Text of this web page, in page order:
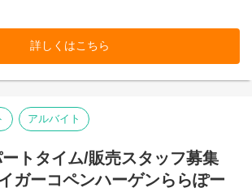
トアのマネジメント業務全般
品
スタッフの育成・指導を行います。
詳しくはこちら
アルバイト
ートタイム/販売スタッフ募集
ガーコペンハーゲンららぽー